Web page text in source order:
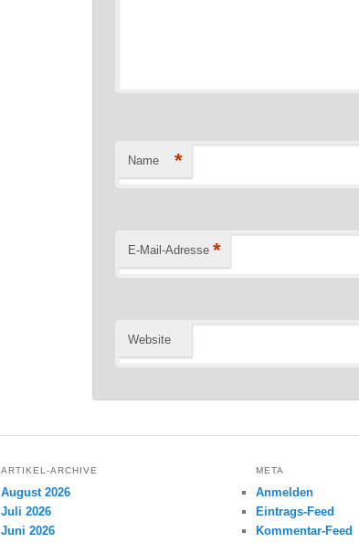
Name *
E-Mail-Adresse *
Website
ARTIKEL-ARCHIVE
August 2026
Juli 2026
Juni 2026
META
Anmelden
Eintrags-Feed
Kommentar-Feed